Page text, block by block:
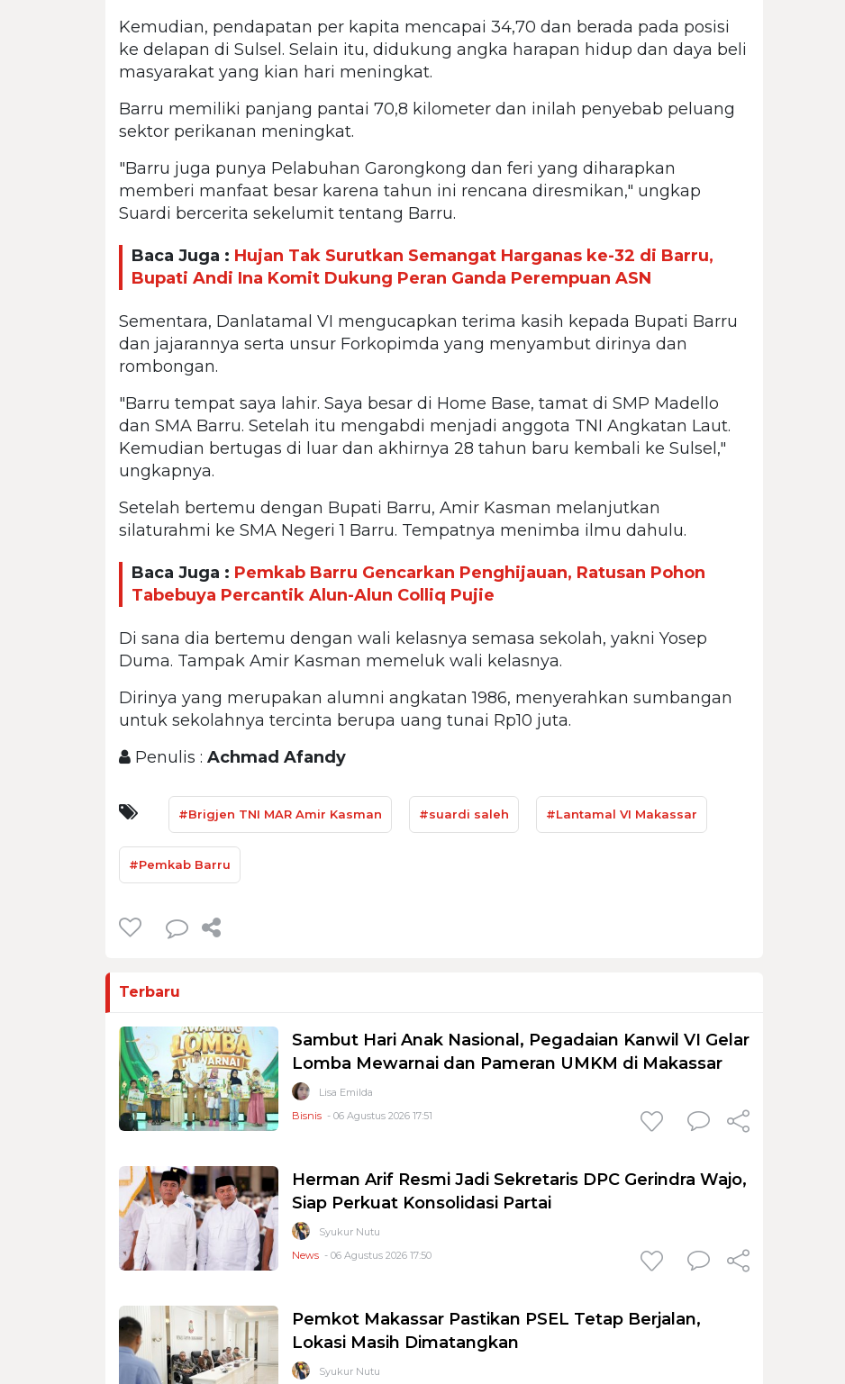
Kemudian, pendapatan per kapita mencapai 34,70 dan berada pada posisi
ke delapan di Sulsel. Selain itu, didukung angka harapan hidup dan daya beli
masyarakat yang kian hari meningkat.
Barru memiliki panjang pantai 70,8 kilometer dan inilah penyebab peluang
sektor perikanan meningkat.
"Barru juga punya Pelabuhan Garongkong dan feri yang diharapkan
memberi manfaat besar karena tahun ini rencana diresmikan," ungkap
Suardi bercerita sekelumit tentang Barru.
Baca Juga : Hujan Tak Surutkan Semangat Harganas ke-32 di Barru,
Bupati Andi Ina Komit Dukung Peran Ganda Perempuan ASN
Sementara, Danlatamal VI mengucapkan terima kasih kepada Bupati Barru
dan jajarannya serta unsur Forkopimda yang menyambut dirinya dan
rombongan.
"Barru tempat saya lahir. Saya besar di Home Base, tamat di SMP Madello
dan SMA Barru. Setelah itu mengabdi menjadi anggota TNI Angkatan Laut.
Kemudian bertugas di luar dan akhirnya 28 tahun baru kembali ke Sulsel,"
ungkapnya.
Setelah bertemu dengan Bupati Barru, Amir Kasman melanjutkan
silaturahmi ke SMA Negeri 1 Barru. Tempatnya menimba ilmu dahulu.
Baca Juga : Pemkab Barru Gencarkan Penghijauan, Ratusan Pohon
Tabebuya Percantik Alun-Alun Colliq Pujie
Di sana dia bertemu dengan wali kelasnya semasa sekolah, yakni Yosep
Duma. Tampak Amir Kasman memeluk wali kelasnya.
Dirinya yang merupakan alumni angkatan 1986, menyerahkan sumbangan
untuk sekolahnya tercinta berupa uang tunai Rp10 juta.
Penulis : Achmad Afandy
#Brigjen TNI MAR Amir Kasman #suardi saleh #Lantamal VI Makassar
#Pemkab Barru
Terbaru
Sambut Hari Anak Nasional, Pegadaian Kanwil VI Gelar
Lomba Mewarnai dan Pameran UMKM di Makassar
Lisa Emilda
Bisnis - 06 Agustus 2026 17:51
Herman Arif Resmi Jadi Sekretaris DPC Gerindra Wajo,
Siap Perkuat Konsolidasi Partai
Syukur Nutu
News - 06 Agustus 2026 17:50
Pemkot Makassar Pastikan PSEL Tetap Berjalan,
Lokasi Masih Dimatangkan
Syukur Nutu